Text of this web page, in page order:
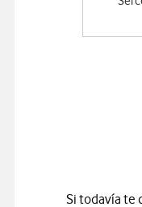
Si todavía te